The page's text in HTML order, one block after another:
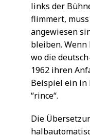
links der
flimmert, muss
angewiesen
bleiben.
wo die
1962 ihren
Beispiel ein in
“rince“.
Die